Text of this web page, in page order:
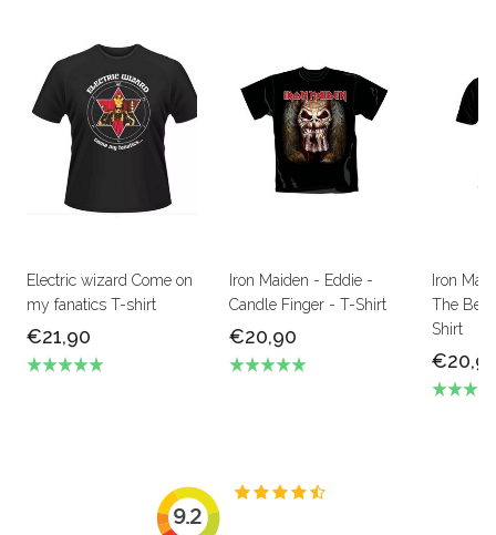
Electric wizard Come on
my fanatics T-shirt
€21,90
Iron Maiden - Eddie -
Candle Finger - T-Shirt
€20,90
Iron
The
Shirt